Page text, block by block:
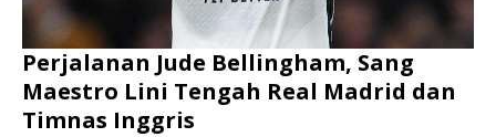
Perjalanan Jude Bellingham, Sang
Maestro Lini Tengah Real Madrid dan
Timnas Inggris